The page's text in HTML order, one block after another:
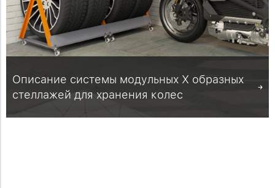
Описание системы модульных Х образных
стеллажей для хранения колес